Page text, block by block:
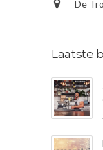
De
Laatste